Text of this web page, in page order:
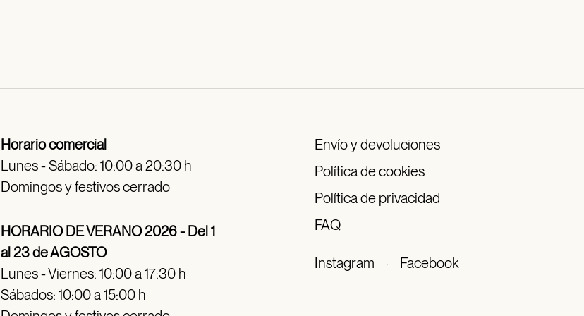
Horario comercial
Lunes - Sábado: 10:00 a 20:30 h
Domingos y festivos cerrado
HORARIO DE VERANO 2026 - Del 1
al 23 de AGOSTO
Lunes - Viernes: 10:00 a 17:30 h
Sábados: 10:00 a 15:00 h
Envío y devoluciones
Política de cookies
Política de privacidad
FAQ
Instagram · Facebook